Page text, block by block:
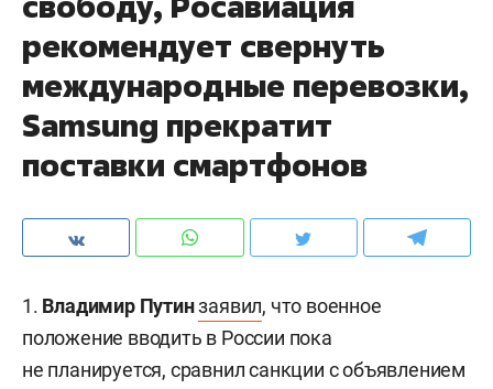
рекомендует свернуть
международные перевозки,
Samsung прекратит​
поставки смартфонов
1. Владимир Путинзаявил, что военное
положение вводить в России пока
не планируется, сравнил санкции с объявлением